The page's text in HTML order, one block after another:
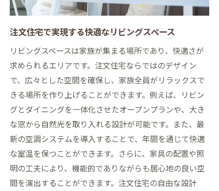
注文住宅で実現する快適なリビングスペース
リビングスペースは家族が集まる場所であり、快適さが
求められるエリアです。注文住宅ならではのデザイン
で、広々とした空間を確保し、家族全員がリラックスで
きる場所を作り上げることができます。例えば、リビン
グとダイニングを一体化させたオープンプランや、大き
な窓から自然光を取り入れる設計が可能です。また、最
新の空調システムを導入することで、年間を通じて快適
な室温を保つことができます。さらに、家具の配置や照
明の工夫により、機能的でありながらも居心地の良い空
間を演出することができます。注文住宅の自由な設計